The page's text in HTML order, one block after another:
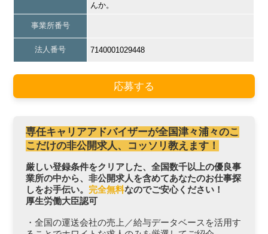
んか。
事業所番号
法人番号 7140001029448
応募する
専任キャリアアドバイザーが全国津々浦々のこ
こだけの非公開求人、コッソリ教えます！
厳しい登録条件をクリアした、全国数千以上の優良事
業所の中から、非公開求人を含めてあなたのお仕事探
しをお手伝い。 完全無料なのでご安心ください！
厚生労働大臣認可
・全国の運送会社の売上／給与データベースを活用す